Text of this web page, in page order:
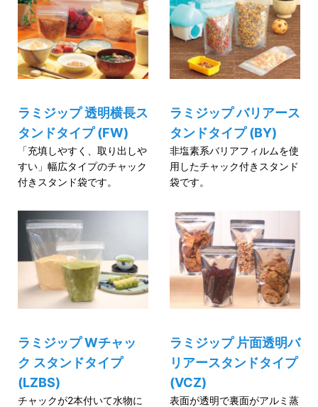
ラミジップ 透明横長ス
タンドタイプ (FW)
「充填しやすく、取り出しや
すい」幅広タイプのチャック
付きスタンド袋です。
ラミジップ バリアース
タンドタイプ (BY)
非塩素系バリアフィルムを使
用したチャック付きスタンド
袋です。
ラミジップ Wチャッ
ク スタンドタイプ
(LZBS)
チャックが2本付いて水物に
ラミジップ 片面透明バ
リアースタンドタイプ
(VCZ)
表面が透明で裏面がアルミ蒸